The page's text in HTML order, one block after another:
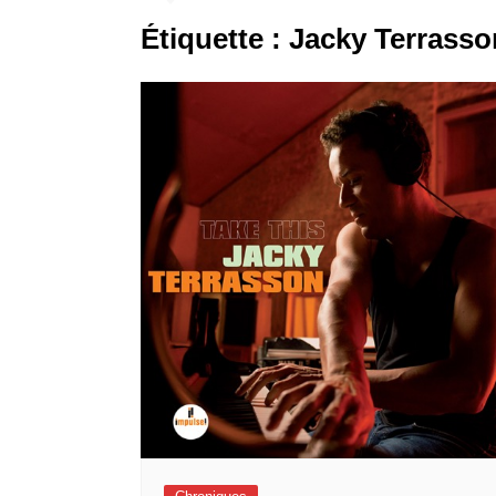
Étiquette : Jacky